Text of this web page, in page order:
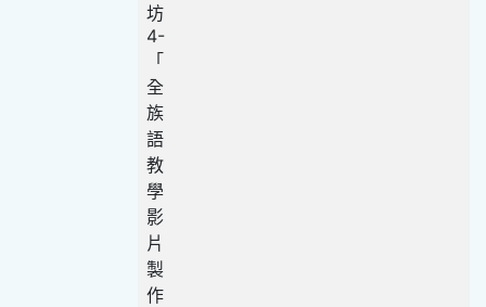
坊
4-
「
全
族
語
教
學
影
片
製
作